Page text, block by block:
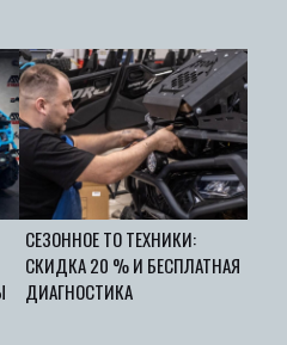
СЕЗОННОЕ ТО ТЕХНИКИ:
СКИДКА 20 % И БЕСПЛАТНАЯ
ДИАГНОСТИКА